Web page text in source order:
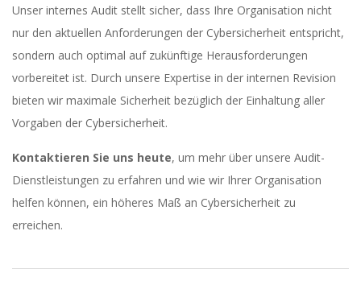
Unser internes Audit stellt sicher, dass Ihre Organisation nicht
nur den aktuellen Anforderungen der Cybersicherheit entspricht,
sondern auch optimal auf zukünftige Herausforderungen
vorbereitet ist. Durch unsere Expertise in der internen Revision
bieten wir maximale Sicherheit bezüglich der Einhaltung aller
Vorgaben der Cybersicherheit.
Kontaktieren Sie uns heute, um mehr über unsere Audit-
Dienstleistungen zu erfahren und wie wir Ihrer Organisation
helfen können, ein höheres Maß an Cybersicherheit zu
erreichen.